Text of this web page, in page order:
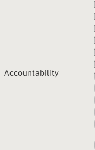
Accountability